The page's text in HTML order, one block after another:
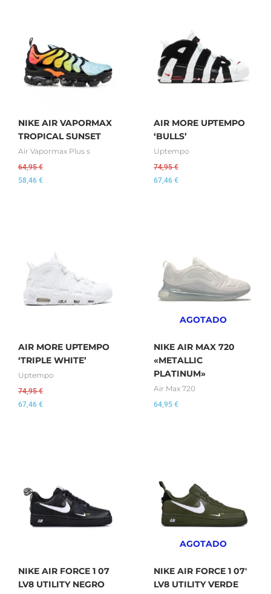
NIKE AIR VAPORMAX
TROPICAL SUNSET
Air Vapormax Plus s
64,95€
58,46 €
AIR MORE UPTEMPO
‘BULLS’
Uptempo
74,95€
67,46 €
AIR MORE UPTEMPO
‘TRIPLE WHITE’
Uptempo
74,95€
67,46 €
AGOTADO
NIKE AIR MAX 720
«METALLIC
PLATINUM»
Air Max 720
64,95 €
NIKE AIR FORCE 1 07
LV8 UTILITY NEGRO
AGOTADO
NIKE AIR FORCE 1 07′
LV8 UTILITY VERDE